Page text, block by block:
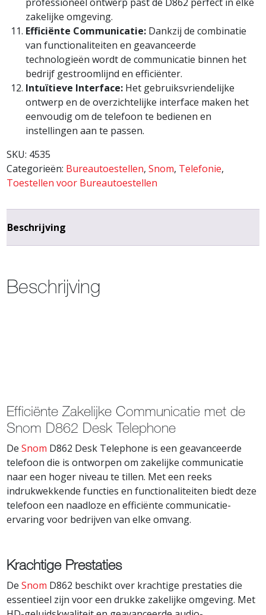
zakelijke omgeving.
Efficiënte Communicatie: Dankzij de combinatie
van functionaliteiten en geavanceerde
technologieën wordt de communicatie binnen het
bedrijf gestroomlijnd en efficiënter.
Intuïtieve Interface: Het gebruiksvriendelijke
ontwerp en de overzichtelijke interface maken het
eenvoudig om de telefoon te bedienen en
instellingen aan te passen.
SKU: 4535
Categorieën: Bureautoestellen,Snom, Telefonie,
Toestellen voor Bureautoestellen
Beschrijving
Beschrijving
Efficiënte Zakelijke Communicatie met de
Snom D862 Desk Telephone
DeSnom D862 Desk Telephone is een geavanceerde
telefoon die is ontworpen om zakelijke communicatie
naar een hoger niveau te tillen. Met een reeks
indrukwekkende functies en functionaliteiten biedt deze
telefoon een naadloze en efficiënte communicatie-
ervaring voor bedrijven van elke omvang.
Krachtige Prestaties
DeSnom D862 beschikt over krachtige prestaties die
essentieel zijn voor een drukke zakelijke omgeving. Met